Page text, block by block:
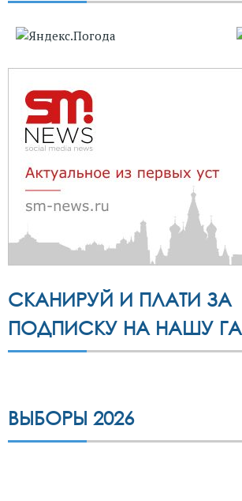
СКАНИРУЙ И ПЛАТИ ЗА
ПОДПИСКУ НА НАШУ
ВЫБОРЫ 2026